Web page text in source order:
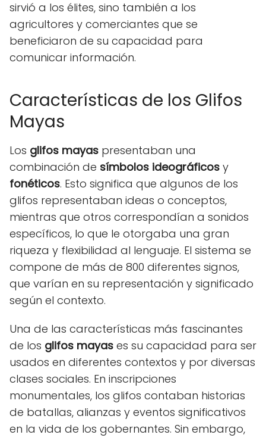
sirvió a los élites, sino también a los
agricultores y comerciantes que se
beneficiaron de su capacidad para
comunicar información.
Características de los Glifos
Mayas
Los glifos mayas presentaban una
combinación de símbolos ideográficos y
fonéticos. Esto significa que algunos de los
glifos representaban ideas o conceptos,
mientras que otros correspondían a sonidos
específicos, lo que le otorgaba una gran
riqueza y flexibilidad al lenguaje. El sistema se
compone de más de 800 diferentes signos,
que varían en su representación y significado
según el contexto.
Una de las características más fascinantes
de los glifos mayas es su capacidad para ser
usados en diferentes contextos y por diversas
clases sociales. En inscripciones
monumentales, los glifos contaban historias
de batallas, alianzas y eventos significativos
en la vida de los gobernantes. Sin embargo,